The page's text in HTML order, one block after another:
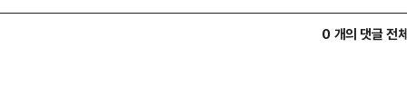
0 개의 댓글 전